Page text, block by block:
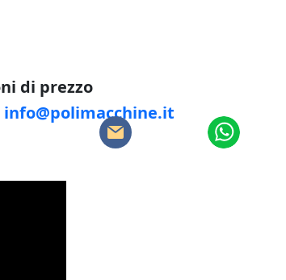
di prezzo
info@polimacchine.it